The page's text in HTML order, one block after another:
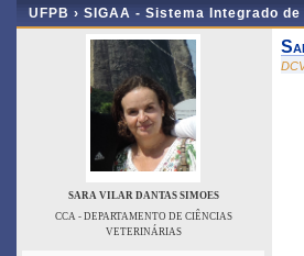
UFPB › SIGAA - Sistema Integrado
SARA VILAR DANTAS SIMOES
CCA - DEPARTAMENTO DE CIÊNCIAS
VETERINÁRIAS